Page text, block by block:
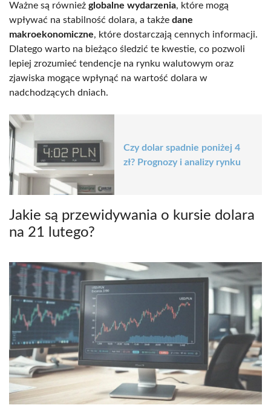
Ważne są również globalne wydarzenia, które mogą
wpływać na stabilność dolara, a także dane
makroekonomiczne, które dostarczają cennych informacji.
Dlatego warto na bieżąco śledzić te kwestie, co pozwoli
lepiej zrozumieć tendencje na rynku walutowym oraz
zjawiska mogące wpłynąć na wartość dolara w
nadchodzących dniach.
Czy dolar spadnie poniżej 4
zł? Prognozy i analizy rynku
Jakie są przewidywania o kursie dolara
na 21 lutego?